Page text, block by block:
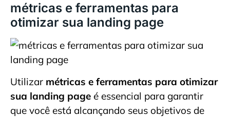
métricas e ferramentas para
otimizar sua landing page
Utilizar métricas e ferramentas para otimizar
sua landing page é essencial para garantir
que você está alcançando seus objetivos de